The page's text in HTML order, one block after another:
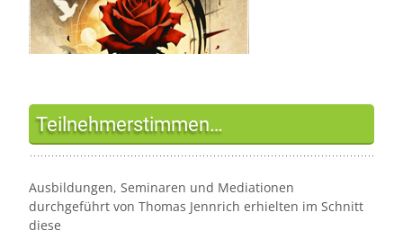
Teilnehmerstimmen…
Ausbildungen, Seminaren und Mediationen
durchgeführt von Thomas Jennrich erhielten im Schnitt
diese